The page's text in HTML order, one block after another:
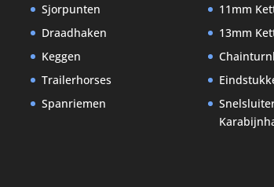
Sjorpunten
Draadhaken
Keggen
Trailerhorses
Spanriemen
11mm
13mm